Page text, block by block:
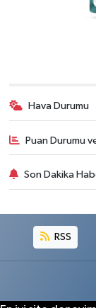
Hava Durumu
Puan Durumu
Son Dakika
RSS